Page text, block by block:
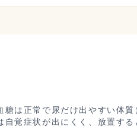
糖は正常で尿だけ出やすい体
自覚症状が出にくく、放置す